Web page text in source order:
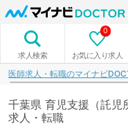
求人検索 お気に入り求人
0
医師求人・転職のマイナビ
千葉県 育児支援（託児
求人・転職